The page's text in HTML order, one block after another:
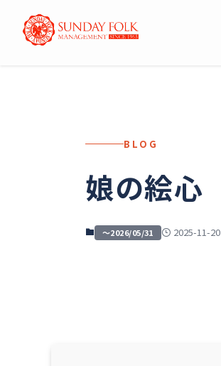
BLOG
娘の絵心
～2026/05/31 2025-11-20